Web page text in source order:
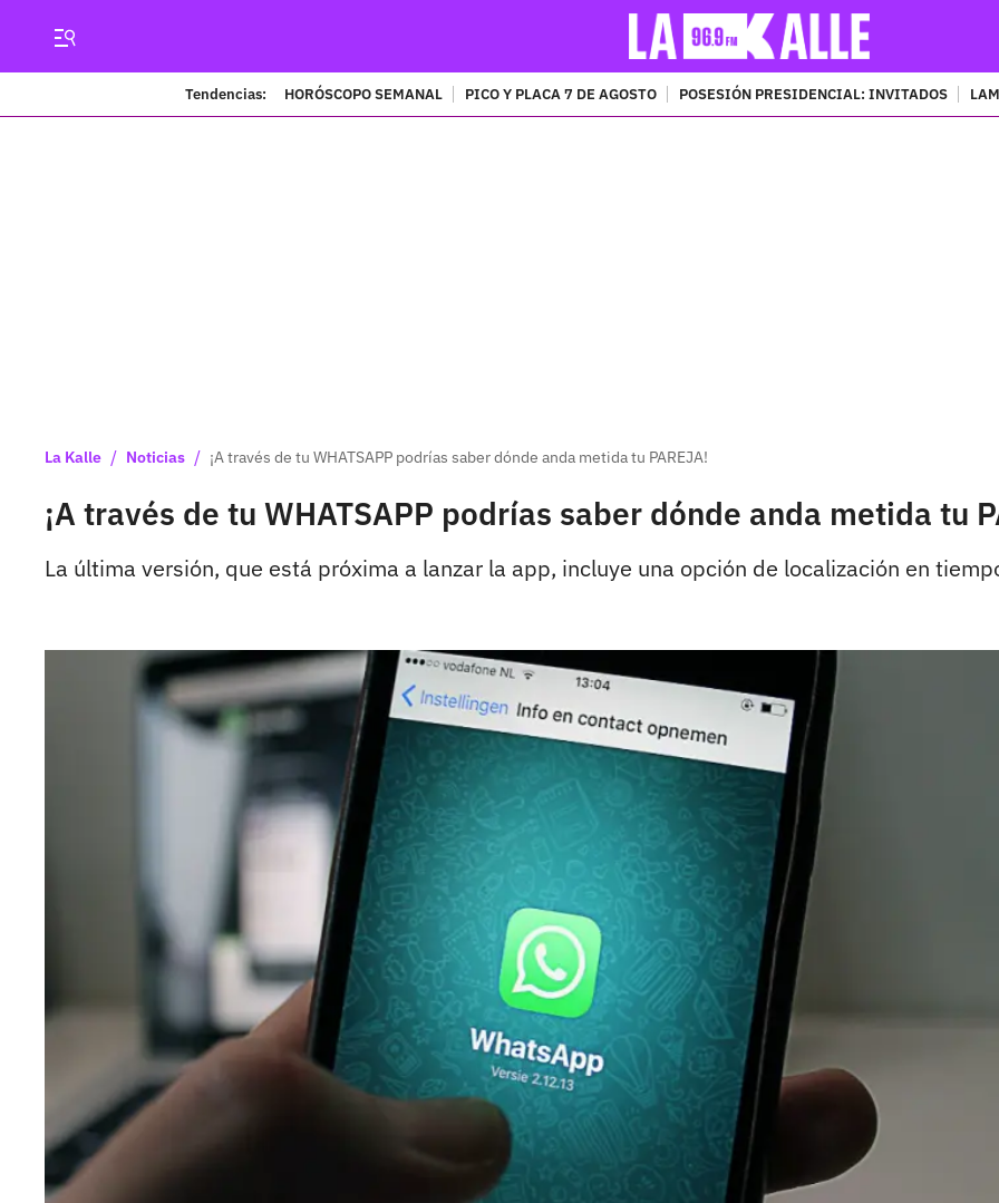
Tendencias: HORÓSCOPO SEMANAL PICO Y PLACA 7 DE AGOSTO POSESIÓN PRESIDENCIAL: INVITADOS
La Kalle / Noticias / ¡A través de tu WHATSAPP podrías saber dónde anda metida tu PAREJA!
¡A través de tu WHATSAPP podrías saber dónde anda metida tu
La última versión, que está próxima a lanzar la app, incluye una opción de localización en